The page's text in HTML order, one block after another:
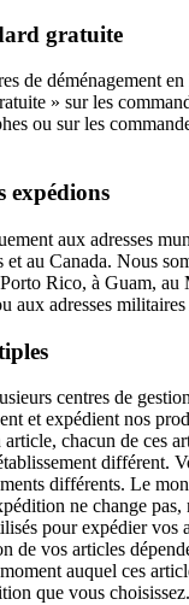
gratuite
de déménagement
» sur les
ou sur les
expédions
aux adresses
au Canada. Nous
Rico, à Guam, au
aux adresses
centres de
et expédient nos
chacun de ces
différent.
différents. Le
ne change pas,
pour expédier vos
de vos articles
auquel ces
que vous choisissez.